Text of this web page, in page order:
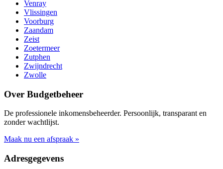
Venray
Vlissingen
Voorburg
Zaandam
Zeist
Zoetermeer
Zutphen
Zwijndrecht
Zwolle
Over Budgetbeheer
De professionele inkomensbeheerder. Persoonlijk, transparant en
zonder wachtlijst.
Maak nu een afspraak »
Adresgegevens